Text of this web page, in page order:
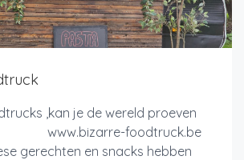
,kan je de wereld proeven
www.bizarre-foodtruck.be
gerechten en snacks hebben